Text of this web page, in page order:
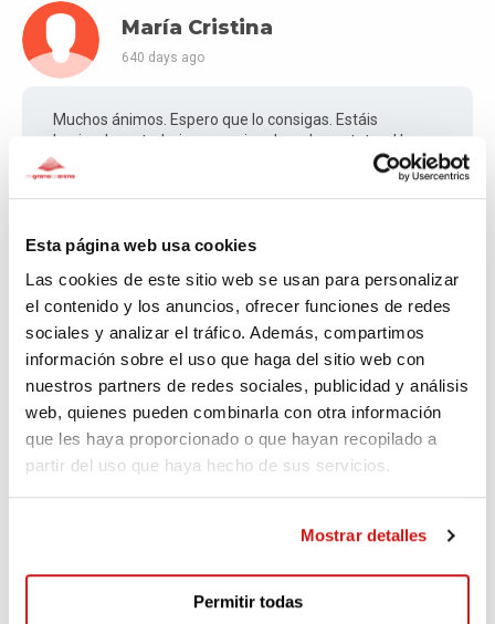
Esta página web usa cookies
Las cookies de este sitio web se usan para personalizar
el contenido y los anuncios, ofrecer funciones de redes
sociales y analizar el tráfico. Además, compartimos
información sobre el uso que haga del sitio web con
nuestros partners de redes sociales, publicidad y análisis
web, quienes pueden combinarla con otra información
que les haya proporcionado o que hayan recopilado a
partir del uso que haya hecho de sus servicios.
Mostrar detalles
Permitir todas
María Cristina
640 days ago
Muchos ánimos. Espero que lo consigas. Estáis
haciendo un trabajo excepcional con los gatetes. Un
abrazo
Todo suma 🙏🏻
Aline